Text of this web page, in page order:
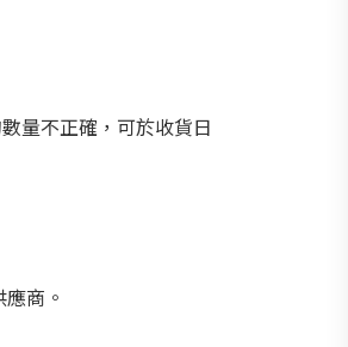
量不正確，可於收貨日
商。